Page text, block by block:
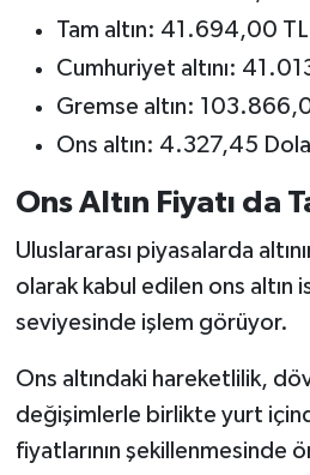
Tam altın: 41.694,00 TL
Cumhuriyet altını:
Gremse altın:
Ons altın: 4.327,45
Ons Altın Fiyatı da
Uluslararası piyasalarda
olarak kabul edilen ons
seviyesinde işlem görüyor.
Ons altındaki hareketlilik,
değişimlerle birlikte yurt
fiyatlarının şekillenmesinde